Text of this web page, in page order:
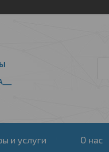
и услуги О нас